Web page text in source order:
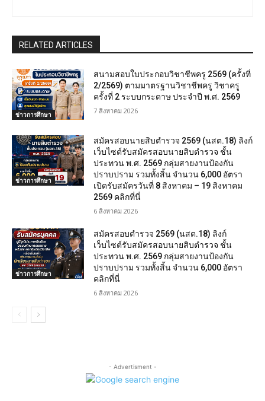
RELATED ARTICLES
ข่าวการศึกษา
สนามสอบใบประกอบวิชาชีพครู 2569 (ครั้งที่
2/2569) ตามมาตรฐานวิชาชีพครู วิชาครู
ครั้งที่ 2 ระบบกระดาษ ประจำปี พ.ศ. 2569
7 สิงหาคม 2026
ข่าวการศึกษา
สมัครสอบนายสิบตำรวจ 2569 (นสต.18) ลิงก์
เว็บไซต์รับสมัครสอบนายสิบตำรวจ ชั้น
ประทวน พ.ศ. 2569 กลุ่มสายงานป้องกัน
ปราบปราม รวมทั้งสิ้น จำนวน 6,000 อัตรา
เปิดรับสมัครวันที่ 8 สิงหาคม – 19 สิงหาคม
2569 คลิกที่นี่
6 สิงหาคม 2026
ข่าวการศึกษา
สมัครสอบตํารวจ 2569 (นสต.18) ลิงก์
เว็บไซต์รับสมัครสอบนายสิบตำรวจ ชั้น
ประทวน พ.ศ. 2569 กลุ่มสายงานป้องกัน
ปราบปราม รวมทั้งสิ้น จำนวน 6,000 อัตรา
คลิกที่นี่
6 สิงหาคม 2026
- Advertisment -